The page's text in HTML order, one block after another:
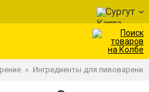
Сургут
» Ингредиенты для пивоварения